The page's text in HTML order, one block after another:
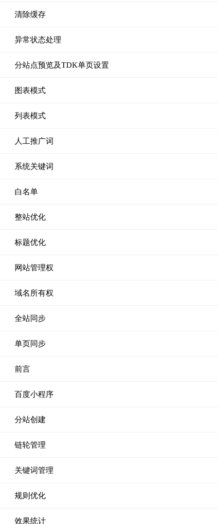
清除缓存
异常状态处理
分站点预览及TDK单页设置
图表模式
列表模式
人工推广词
系统关键词
白名单
整站优化
标题优化
网站管理权
域名所有权
全站同步
单页同步
前言
百度小程序
分站创建
链轮管理
关键词管理
规则优化
效果统计